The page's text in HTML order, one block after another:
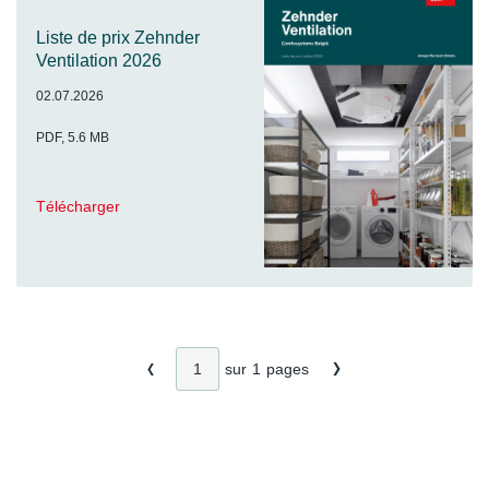
Liste de prix Zehnder
Ventilation 2026
02.07.2026
PDF, 5.6 MB
Télécharger
sur 1 pages